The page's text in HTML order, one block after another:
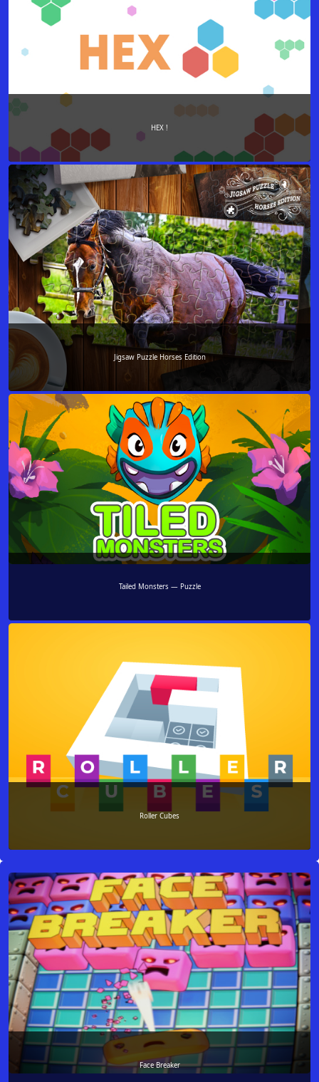
HEX !
Jigsaw Puzzle Horses Edition
Tailed Monsters — Puzzle
Roller Cubes
Face Breaker